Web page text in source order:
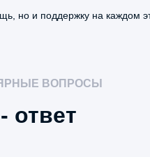
но и поддержку на каждом
ВОПРОСЫ
ответ